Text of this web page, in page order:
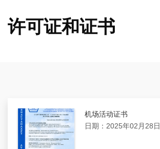
许可证和证书
机场活动证书
日期：2025年02月28日